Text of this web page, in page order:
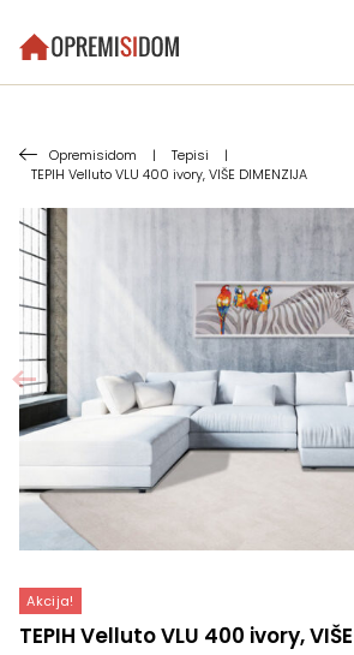
Opremisidom | Tepisi
|
TEPIH Velluto VLU 400 ivory, VIŠE DIMENZIJA
Akcija!
TEPIH Velluto VLU 400 ivory,